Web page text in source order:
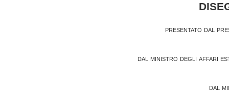
presentato dal
dal ministro degli affari
dal